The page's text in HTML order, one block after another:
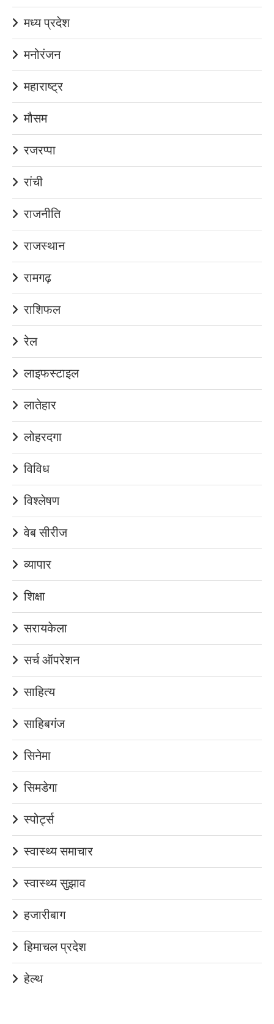
मध्य प्रदेश
मनोरंजन
महाराष्ट्र
मौसम
रजरप्पा
रांची
राजनीति
राजस्थान
रामगढ़
राशिफल
रेल
लाइफस्टाइल
लातेहार
लोहरदगा
विविध
विश्लेषण
वेब सीरीज
व्यापार
शिक्षा
सरायकेला
सर्च ऑपरेशन
साहित्य
साहिबगंज
सिनेमा
सिमडेगा
स्पोर्ट्स
स्वास्थ्य समाचार
स्वास्थ्य सुझाव
हजारीबाग
हिमाचल प्रदेश
हेल्थ